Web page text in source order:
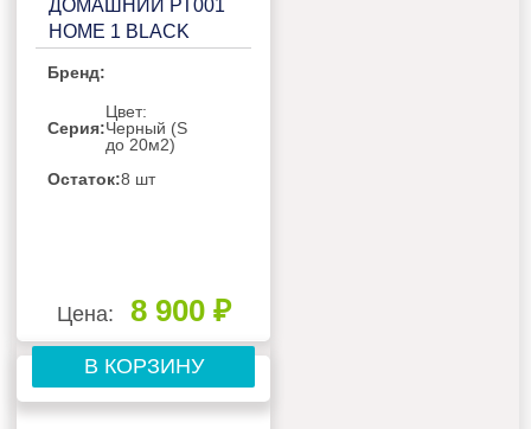
ДОМАШНИЙ РТ001
HOME 1 BLACK
Бренд:
Серия:
Цвет:
Черный (S
до 20м2)
Остаток:8 шт
Цена: 8 900 ₽
В КОРЗИНУ